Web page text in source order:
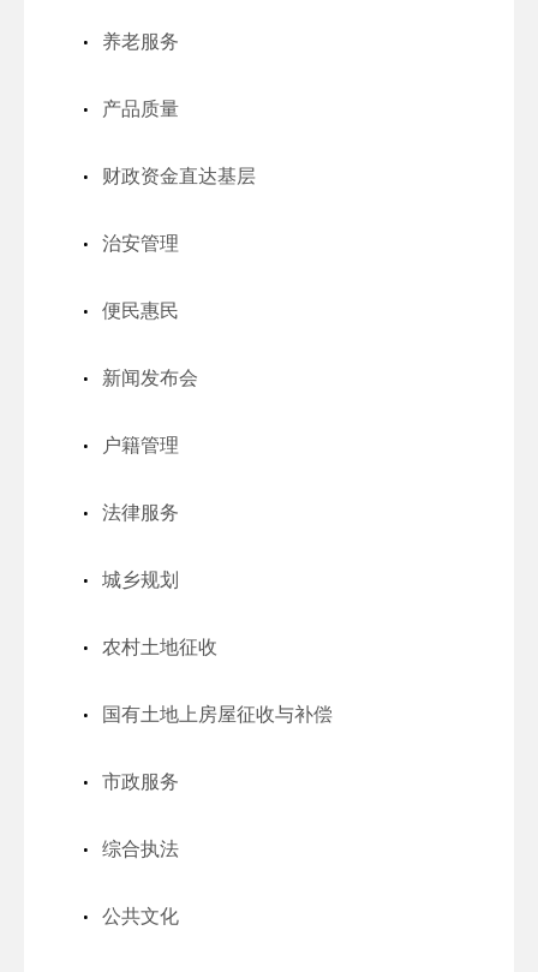
养老服务
产品质量
财政资金直达基层
治安管理
便民惠民
新闻发布会
户籍管理
法律服务
城乡规划
农村土地征收
国有土地上房屋征收与补偿
市政服务
综合执法
公共文化